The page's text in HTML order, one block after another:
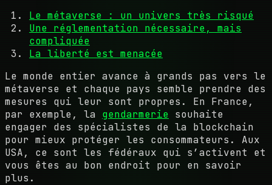
Le métaverse : un univers très risqué
Une réglementation nécessaire, mais
compliquée
La liberté est menacée
Le monde entier avance à grands pas vers le
métaverse et chaque pays semble prendre des
mesures qui leur sont propres. En France,
par exemple, la gendarmerie souhaite
engager des spécialistes de la blockchain
pour mieux protéger les consommateurs. Aux
USA, ce sont les fédéraux qui s’activent et
vous êtes au bon endroit pour en savoir
plus.